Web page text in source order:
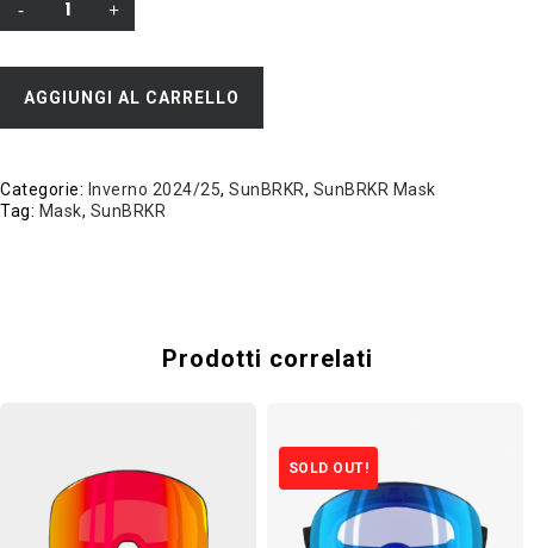
AGGIUNGI AL CARRELLO
Categorie: Inverno 2024/25, SunBRKR, SunBRKR Mask
Tag: Mask, SunBRKR
Prodotti correlati
SOLD OUT!